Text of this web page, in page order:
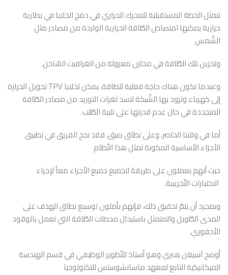
تتمثل الخطة المستقبلية للمحرك الحراري في دمج الخلايا في بطارية
حرارية يمكنها امتصاص الطّاقة الحرارية الواردة من مصادر مثل
الشّمس
وتخزين تلك الطّاقة في مخازن معزولة من الغرافيت السّاخن.
وعندما تكون هناك حاجة فعلية للطاقة، يمكن لخلايا TPV تحويل الحرارة
إلى كهرباء وتزود بها الشّبكة لتسد ثغرات التوريد من مصادر الطّاقة
المتجددة في حال عدم قدرتها على تلبية الطّلب.
أما في وقتنا الحاضر، وعلى نطاق ضيق، فقد نجح الفريق في تطبيق
الأجزاء الأساسية المكونة لمثل هذا النّظام
حيث أنهم يعملون على طريقة لتجميع جميع الأجزاء معاً لإجراء
الاختبارات التّجريبية.
وبمجرد أن يتمّ تحقيق ذلك، فإنهم يأملون توسيع نطاق الهدف على
المدى الطّويل والمتمثل باستبدال محطات الطّاقة التي تعمل بالوقود
الأحفوري.
أوضح آسيغن هنري وهو أستاذ للتّطوير الوظيفي في قسم الهندسة
الميكانيكية التابع لمعهد ماساتشوستس للتكنولوجيا